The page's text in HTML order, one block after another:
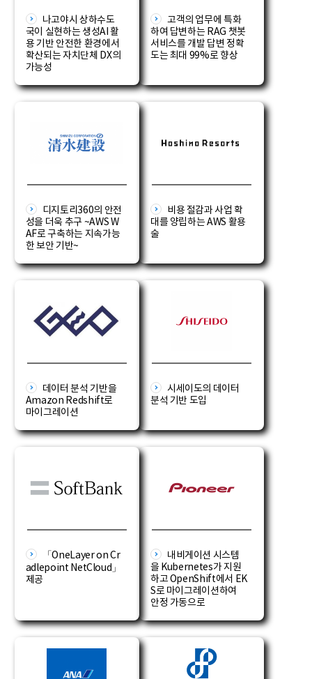
나고야시 상하수도
국이 실현하는 생성AI 활
용 기반 안전한 환경에서
확산되는 자치단체 DX의
가능성
고객의 업무에 특화
하여 답변하는 RAG 챗봇
서비스를 개발 답변 정확
도는 최대 99%로 향상
디지토리360의 안전
성을 더욱 추구 ~AWS W
AF로 구축하는 지속가능
한 보안 기반~
비용 절감과 사업 확
대를 양립하는 AWS 활용
술
데이터 분석 기반을
Amazon Redshift로
마이그레이션
시세이도의 데이터
분석 기반 도입
「OneLayer on Cr
adlepoint NetCloud」
제공
내비게이션 시스템
을 Kubernetes가 지원
하고 OpenShift에서 EK
S로 마이그레이션하여
안정 가동으로